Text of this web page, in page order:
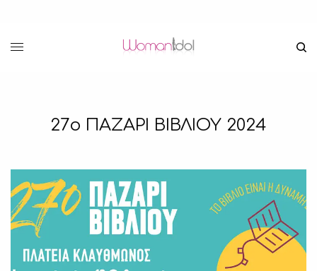
27ο ΠΑΖΑΡΙ ΒΙΒΛΙΟΥ 2024